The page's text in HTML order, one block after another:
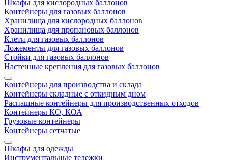
Шкафы для кислородных баллонов
Контейнеры для газовых баллонов
Хранилища для кислородных баллонов
Хранилища для пропановых баллонов
Клети для газовых баллонов
Ложементы для газовых баллонов
Стойки для газовых баллонов
Настенные крепления для газовых баллонов
Контейнеры для производства и склада
Контейнеры складные с откидным дном
Распашные контейнеры для производственных отходов
Контейнеры КО, КОА
Грузовые контейнеры
Контейнеры сетчатые
Шкафы для одежды
Инструментальные тележки